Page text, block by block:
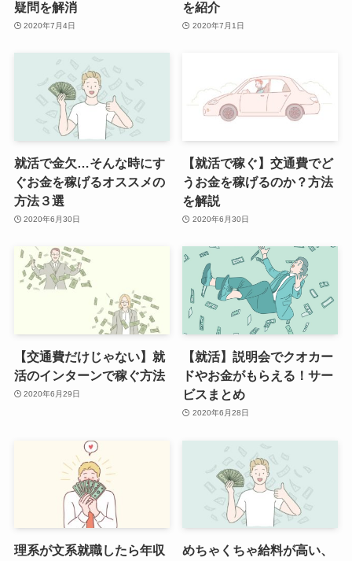
疑問を解消
2020年7月4日
を紹介
2020年7月1日
就活で金欠…そんな時にす
ぐお金を稼げるオススメの
方法３選
2020年6月30日
【就活で稼ぐ】交通費でど
うお金を稼げるのか？方法
を解説
2020年6月30日
【交通費だけじゃない】就
活のインターンで稼ぐ方法
2020年6月29日
【就活】説明会でクオカー
ドやお金がもらえる！サー
ビスまとめ
2020年6月28日
理系が文系就職したら年収
めちゃくちゃ給料が高い、